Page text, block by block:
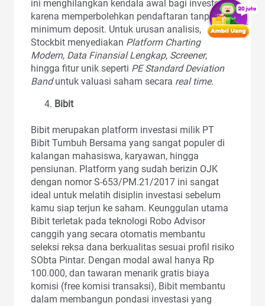
ini menghilangkan kendala awal bagi investor
karena memperbolehkan pendaftaran tanpa
minimum deposit. Untuk urusan analisis,
Stockbit menyediakan Platform Charting
Modern, Data Finansial Lengkap, Screener,
hingga fitur unik seperti PE Standard Deviation
Banduntuk valuasi saham secara real time.
Bibit
Bibit merupakan platform investasi milik PT
Bibit Tumbuh Bersama yang sangat populer di
kalangan mahasiswa, karyawan, hingga
pensiunan. Platform yang sudah berizin OJK
dengan nomor S-653/PM.21/2017 ini sangat
ideal untuk melatih disiplin investasi sebelum
kamu siap terjun ke saham. Keunggulan utama
Bibit terletak pada teknologi Robo Advisor
canggih yang secara otomatis membantu
seleksi reksa dana berkualitas sesuai profil risiko
SObta Pintar. Dengan modal awal hanya Rp
100.000, dan tawaran menarik gratis biaya
komisi (free komisi transaksi), Bibit membantu
dalam membangun pondasi investasi yang